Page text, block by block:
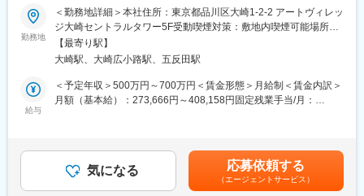
をつなぐ、名刺アプリ』
Eightは、アプリを開いて、誰にでも簡単にデジタル名刺を渡せま
す。つながった相手の異動・転職などの情報が自動で更新され、
近況をスマートに把握が可能
本ポジションで培った経験を基盤に、イベントの企画営業、企画
上流からマネジメントまで、キャリアの幅を広げることが可能で
単なる運営担当ではなく、事業を動かす当事者として視座を引き
上げられる環境です
■募集背景
ファインディは、転職・フリーランス・SaaSの3事業を軸に、エ
ンジニア支援のプラットフォームとして急成長中です。事業間の
シナジーを最大化し、非連続な成長を生み出すために新規事業を
立ち上げています。
本ポジションでは、エンジニア会員基盤を活かしたイベント事業
において、新たな価値を創出するメンバーを募集します。未経験
プに貢献できます。
勤務地
＜勤務地詳細＞本社住所：東京都品川区大崎1-2-2 アートヴィレッ
ジ大崎セントラルタワー5F受動喫煙対策：敷地内喫煙可能場所あ
り変更の範囲：会社の定める事業所（リモートワーク含む）
【最寄り駅】
大崎駅、大崎広小路駅、五反田駅
給与
＜予定年収＞500万円～700万円＜賃金形態＞月給制＜賃金内訳＞
月額（基本給）：273,666円～408,158円固定残業手当/月：
当社給与規定により、経験・スキル等を考慮した上で決定いたし
ます。賃金はあくまでも目安の金額であり、選考を通じて上下す
る可能性があります。月給(月額)は固定手当を含めた表記です。
気になる 応募依頼する
（エージェントサービス）